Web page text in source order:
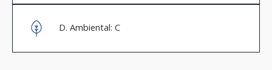
D. Ambiental: C